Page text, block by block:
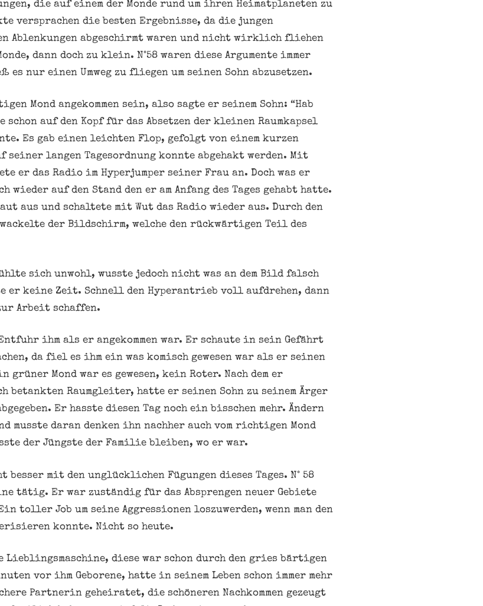
die auf einem der Monde rund um ihren Heimatplaneten zu
versprachen die besten Ergebnisse, da die jungen
Ablenkungen abgeschirmt waren und nicht wirklich fliehen
dann doch zu klein. N°58 waren diese Argumente immer
es nur einen Umweg zu fliegen um seinen Sohn abzusetzen.
Mond angekommen sein, also sagte er seinem Sohn: “Hab
schon auf den Kopf für das Absetzen der kleinen Raumkapsel
Es gab einen leichten Flop, gefolgt von einem kurzen
langen Tagesordnung konnte abgehakt werden. Mit
er das Radio im Hyperjumper seiner Frau an. Doch was er
wieder auf den Stand den er am Anfang des Tages gehabt hatte.
aus und schaltete mit Wut das Radio wieder aus. Durch den
der Bildschirm, welche den rückwärtigen Teil des
sich unwohl, wusste jedoch nicht was an dem Bild falsch
er keine Zeit. Schnell den Hyperantrieb voll aufdrehen, dann
Arbeit schaffen.
ihm als er angekommen war. Er schaute in sein Gefährt
da fiel es ihm ein was komisch gewesen war als er seinen
grüner Mond war es gewesen, kein Roter. Nach dem er
betankten Raumgleiter, hatte er seinen Sohn zu seinem Ärger
Er hasste diesen Tag noch ein bisschen mehr. Ändern
musste daran denken ihn nachher auch vom richtigen Mond
der Jüngste der Familie bleiben, wo er war.
mit den unglücklichen Fügungen dieses Tages. N° 58
tätig. Er war zuständig für das Absprengen neuer Gebiete
toller Job um seine Aggressionen loszuwerden, wenn man den
konnte. Nicht so heute.
diese war schon durch den gries bärtigen
vor ihm Geborene, hatte in seinem Leben schon immer mehr
Partnerin geheiratet, die schöneren Nachkommen gezeugt